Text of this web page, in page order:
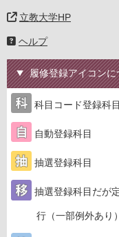
立教大学HP
ヘルプ
履修登録アイコンに
科目コード登録科目
自動登録科目
抽選登録科目
抽選登録科目だが
行（一部例外あり）